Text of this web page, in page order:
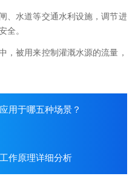
水道等交通水利设施，调节进
全。
被用来控制灌溉水源的流量，
用于哪五种场景？
作原理详细分析